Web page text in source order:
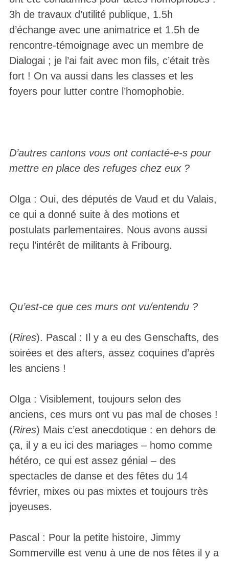
3h de travaux d’utilité publique, 1.5h
d’échange avec une animatrice et 1.5h de
rencontre-témoignage avec un membre de
Dialogai ; je l’ai fait avec mon fils, c’était très
fort ! On va aussi dans les classes et les
foyers pour lutter contre l’homophobie.
D’autres cantons vous ont contacté-e-s pour
mettre en place des refuges chez eux ?
Olga : Oui, des députés de Vaud et du Valais,
ce qui a donné suite à des motions et
postulats parlementaires. Nous avons aussi
reçu l’intérêt de militants à Fribourg.
Qu’est-ce que ces murs ont vu/entendu ?
(Rires). Pascal : Il y a eu des Genschafts, des
soirées et des afters, assez coquines d’après
les anciens !
Olga : Visiblement, toujours selon des
anciens, ces murs ont vu pas mal de choses !
(Rires) Mais c’est anecdotique : en dehors de
ça, il y a eu ici des mariages – homo comme
hétéro, ce qui est assez génial – des
spectacles de danse et des fêtes du 14
février, mixes ou pas mixtes et toujours très
joyeuses.
Pascal : Pour la petite histoire, Jimmy
Sommerville est venu à une de nos fêtes il y a